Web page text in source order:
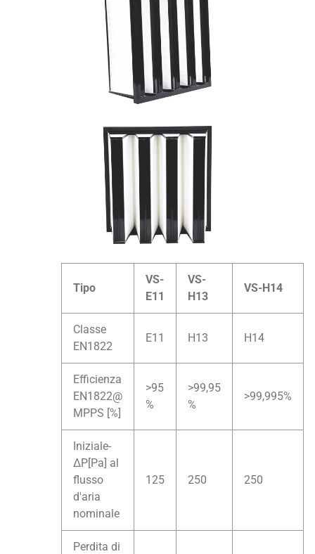
Tipo
VS-
E11
VS-
H13
VS-H14
Classe
EN1822
E11 H13 H14
Efficienza
EN1822@
MPPS [%]
>95
%
>99,95
%
>99,995%
Iniziale-
ΔP[Pa] al
flusso
d'aria
nominale
125 250 250
Perdita di